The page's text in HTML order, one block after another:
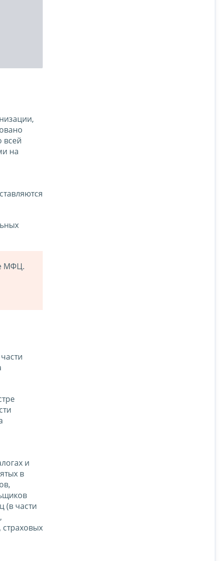
всей
на
МФЦ.
и
в
(в части